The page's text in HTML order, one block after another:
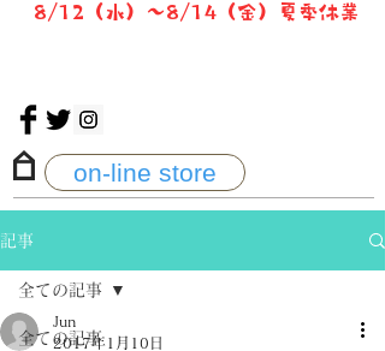
8/12（水）〜8/14（金）夏季休業
on-line store
記事
全ての記事
全ての記事
Jun
2017年1月10日